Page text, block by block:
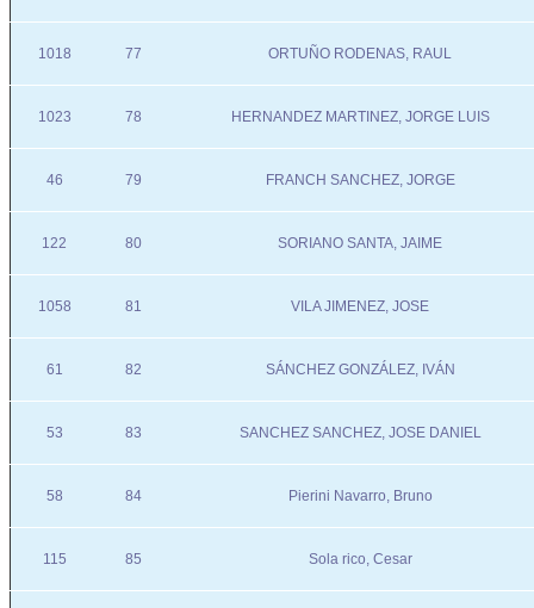
1018 77 ORTUÑO RODENAS, RAUL
1023 78 HERNANDEZ MARTINEZ, JORGE LUIS
46 79 FRANCH SANCHEZ, JORGE
122 80 SORIANO SANTA, JAIME
1058 81 VILA JIMENEZ, JOSE
61 82 SÁNCHEZ GONZÁLEZ, IVÁN
53 83 SANCHEZ SANCHEZ, JOSE DANIEL
58 84 Pierini Navarro, Bruno
115 85 Sola rico, Cesar